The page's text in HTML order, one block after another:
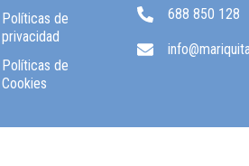
Políticas de
privacidad
Políticas de
Cookies
688 850 128